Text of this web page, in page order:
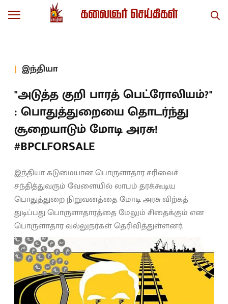
இந்தியா
"அடுத்த குறி பாரத் பெட்ரோலியம்?"
: பொதுத்துறையை தொடர்ந்து
சூறையாடும் மோடி அரசு!
#BPCLFORSALE
இந்தியா கடுமையான பொருளாதார சரிவைச்
சந்தித்துவரும் வேளையில் லாபம் தரக்கூடிய
பொதுத்துறை நிறுவனத்தை மோடி அரசு விற்கத்
துடிப்பது பொருளாதாரத்தை மேலும் சிதைக்கும் என
பொருளாதார வல்லுநர்கள் தெரிவித்துள்ளனர்.